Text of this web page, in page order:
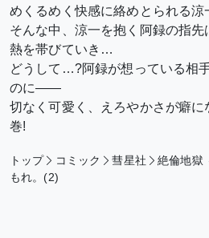
めくるめく快感に絡めとられる涼
そんな中、涼一を抱く阿録の指
熱を帯びていき…
どうして…?阿録が想っている相
のに――
切なく可愛く、えろやかさが癖
巻!
トップ コミック 彗星社
絶倫地獄
もれ。(2)